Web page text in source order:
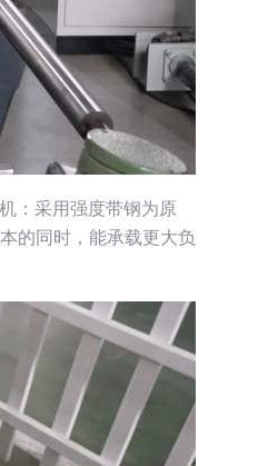
：采用强度带钢为原
的同时，能承载更大负